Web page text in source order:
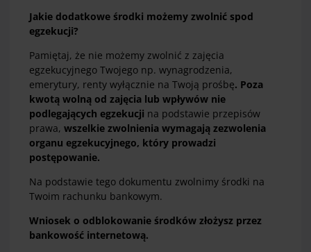
Jakie dodatkowe środki możemy zwolnić spod
egzekucji?
Pamiętaj, że nie możemy zwolnić z zajęcia
egzekucyjnego Twojego np. wynagrodzenia,
emerytury, renty wyłącznie na Twoją prośbę. Poza
kwotą wolną od zajęcia lub wpływów nie
podlegających egzekucji na podstawie przepisów
prawa, wszelkie zwolnienia wymagają zezwolenia
organu egzekucyjnego, który prowadzi
postępowanie.
Na podstawie tego dokumentu zwolnimy środki na
Twoim rachunku bankowym.
Wniosek o odblokowanie środków złożysz przez
bankowość internetową.